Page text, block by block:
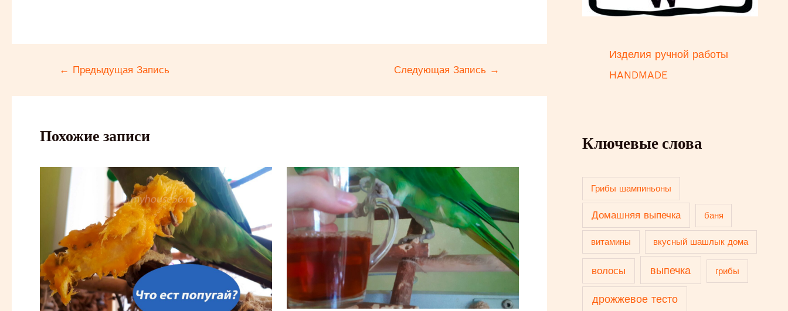
Навигация
записям
← Предыдущая Запись Следующая Запись →
Похожие записи
Изделия ручной работы
HANDMADE
Ключевые слова
Грибы шампиньоны
Домашняя выпечка баня
витамины вкусный шашлык дома
волосы выпечка грибы
дрожжевое тесто